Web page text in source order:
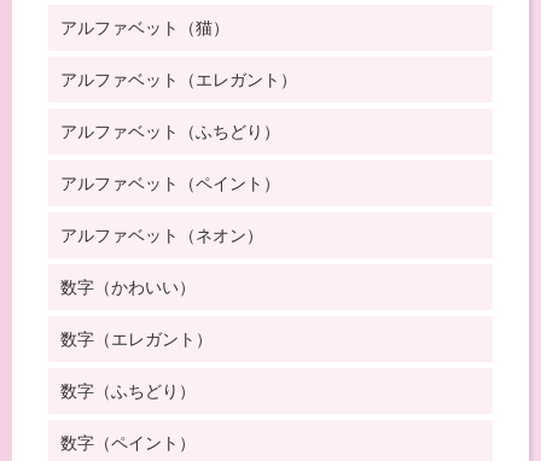
アルファベット（猫）
アルファベット（エレガント）
アルファベット（ふちどり）
アルファベット（ペイント）
アルファベット（ネオン）
数字（かわいい）
数字（エレガント）
数字（ふちどり）
数字（ペイント）